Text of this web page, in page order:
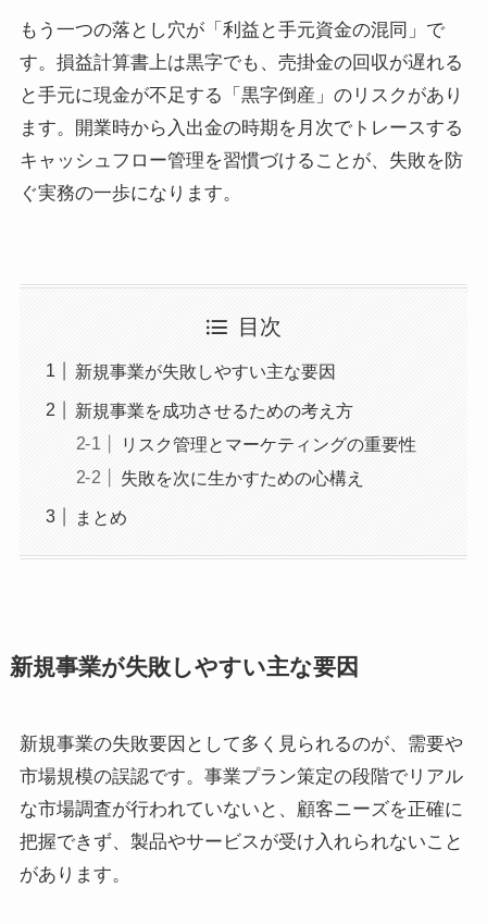
もう一つの落とし穴が「利益と手元資金の混同」で
す。損益計算書上は黒字でも、売掛金の回収が遅れる
と手元に現金が不足する「黒字倒産」のリスクがあり
ます。開業時から入出金の時期を月次でトレースする
キャッシュフロー管理を習慣づけることが、失敗を防
ぐ実務の一歩になります。
目次
新規事業が失敗しやすい主な要因
新規事業を成功させるための考え方
リスク管理とマーケティングの重要性
失敗を次に生かすための心構え
まとめ
新規事業が失敗しやすい主な要因
新規事業の失敗要因として多く見られるのが、需要や
市場規模の誤認です。事業プラン策定の段階でリアル
な市場調査が行われていないと、顧客ニーズを正確に
把握できず、製品やサービスが受け入れられないこと
があります。